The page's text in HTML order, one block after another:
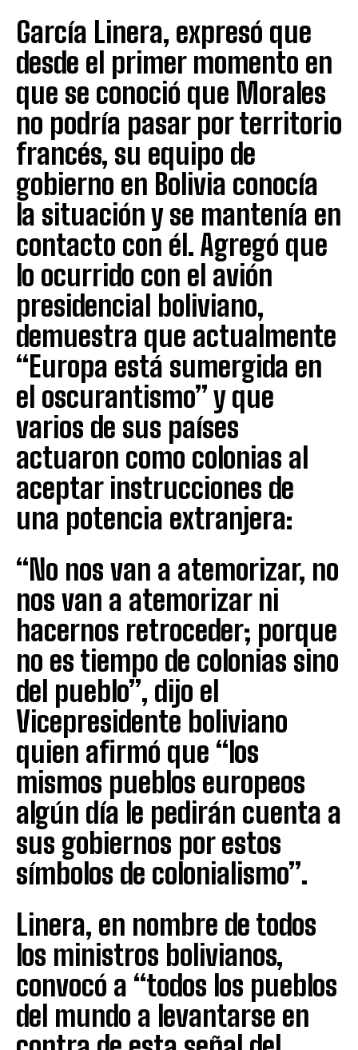
García Linera, expresó que
desde el primer momento en
que se conoció que Morales
no podría pasar por territorio
francés, su equipo de
gobierno en Bolivia conocía
la situación y se mantenía en
contacto con él. Agregó que
lo ocurrido con el avión
presidencial boliviano,
demuestra que actualmente
“Europa está sumergida en
el oscurantismo” y que
varios de sus países
actuaron como colonias al
aceptar instrucciones de
una potencia extranjera:
“No nos van a atemorizar, no
nos van a atemorizar ni
hacernos retroceder; porque
no es tiempo de colonias sino
del pueblo”, dijo el
Vicepresidente boliviano
quien afirmó que “los
mismos pueblos europeos
algún día le pedirán cuenta a
sus gobiernos por estos
símbolos de colonialismo”.
Linera, en nombre de todos
los ministros bolivianos,
convocó a “todos los pueblos
del mundo a levantarse en